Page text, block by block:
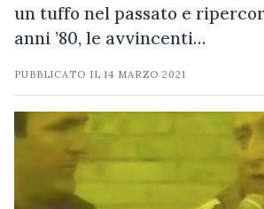
un tuffo nel passato e
anni ’80, le avvincenti…
PUBBLICATO IL14 MARZO 2021